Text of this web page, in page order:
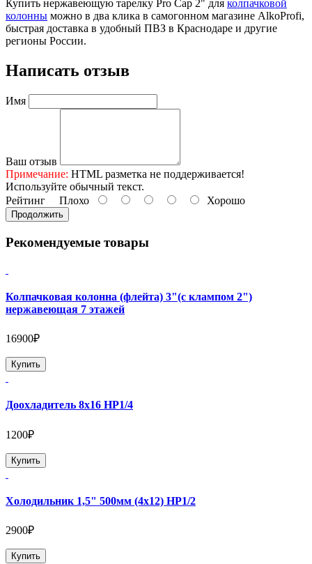
Купить нержавеющую тарелку Pro Cap 2" для колпачковой
колонны можно в два клика в самогонном магазине AlkoProfi,
быстрая доставка в удобный ПВЗ в Краснодаре и другие
регионы России.
Написать отзыв
Имя
Ваш отзыв
Примечание: HTML разметка не поддерживается!
Используйте обычный текст.
Рейтинг Плохо Хорошо
Продолжить
Рекомендуемые товары
Колпачковая колонна (флейта) 3"(с клампом 2")
нержавеющая 7 этажей
16900₽
Купить
Доохладитель 8х16 НР1/4
1200₽
Купить
Холодильник 1,5" 500мм (4х12) НР1/2
2900₽
Купить